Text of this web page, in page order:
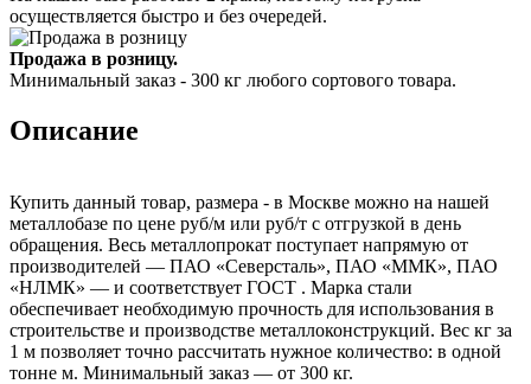
осуществляется быстро и без очередей.
Продажа в розницу.
Минимальный заказ - 300 кг любого сортового товара.
Описание
Купить данный товар, размера - в Москве можно на нашей
металлобазе по цене руб/м или руб/т с отгрузкой в день
обращения. Весь металлопрокат поступает напрямую от
производителей — ПАО «Северсталь», ПАО «ММК», ПАО
«НЛМК» — и соответствует ГОСТ . Марка стали
обеспечивает необходимую прочность для использования в
строительстве и производстве металлоконструкций. Вес кг за
1 м позволяет точно рассчитать нужное количество: в одной
тонне м. Минимальный заказ — от 300 кг.